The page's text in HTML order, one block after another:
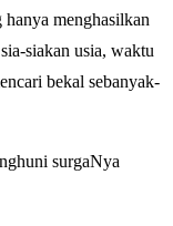
menghasilkan
siakan usia, waktu
bekal sebanyak-